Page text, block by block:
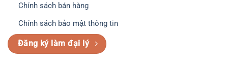
Chính sách bán hàng
Chính sách bảo mật thông tin
Đăng ký làm đại lý